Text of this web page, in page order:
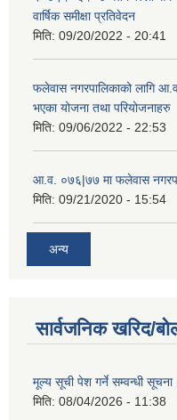
वार्षिक समीक्षा प्रतिवेदन
मिति: 09/20/2022 - 20:41
फलेवास नगरपालिकाको लागि
भएका योजना तथा परियोजनाहरु
मिति: 09/06/2022 - 22:53
आ.व. ०७६|७७ मा फलेवास
मिति: 09/21/2020 - 15:54
अन्य
सार्वजनिक खरिद/
मूल्य सूची पेश गर्ने सम्वन्धी सूचना
मिति: 08/04/2026 - 11:38